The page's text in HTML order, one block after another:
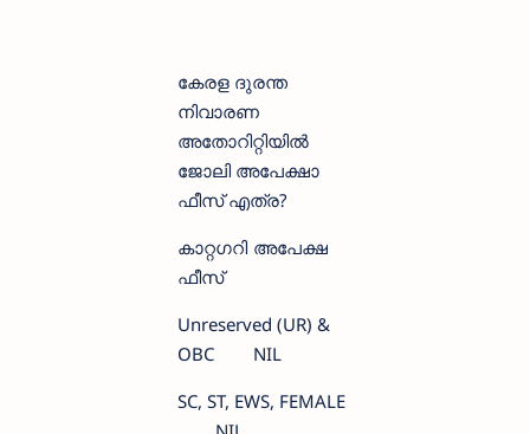
കേരള ദുരന്ത
നിവാരണ
അതോറിറ്റിയിൽ
ജോലി അപേക്ഷാ
ഫീസ്‌ എത്ര?
കാറ്റഗറി അപേക്ഷ
ഫീസ്
Unreserved (UR) &
OBC
NIL
SC, ST, EWS, FEMALE